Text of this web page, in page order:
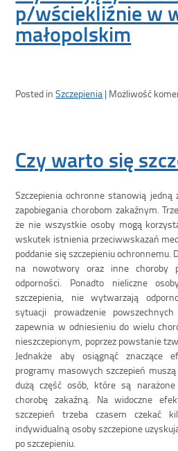
p/wściekliźnie w
małopolskim
Posted in Szczepienia | Możliwość
Czy warto się
Szczepienia ochronne stanowią
zapobiegania chorobom zakaźnym.
że nie wszystkie osoby mogą
wskutek istnienia przeciwwskazań
poddanie się szczepieniu ochronnemu.
na nowotwory oraz inne choroby
odporności. Ponadto nieliczne
szczepienia, nie wytwarzają
sytuacji prowadzenie
zapewnia w odniesieniu do wielu
nieszczepionym, poprzez powstanie
Jednakże aby osiągnąć znaczące
programy masowych szczepień
dużą część osób, które są
chorobę zakaźną. Na widoczne
szczepień trzeba czasem czekać
indywidualną osoby szczepione
po szczepieniu.